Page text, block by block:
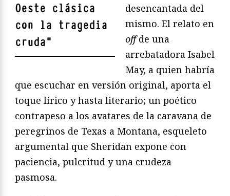
Oeste clásica
con la tragedia
cruda"
desencantada del
mismo. El relato en
offde una
arrebatadora Isabel
May, a quien habría
que escuchar en versión original, aporta el
toque lírico y hasta literario; un poético
contrapeso a los avatares de la caravana de
peregrinos de Texas a Montana, esqueleto
argumental que Sheridan expone con
paciencia, pulcritud y una crudeza
pasmosa.